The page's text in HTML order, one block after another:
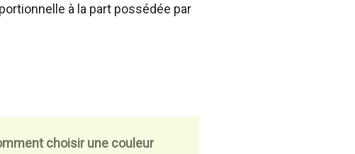
à la part possédée par
choisir une couleur